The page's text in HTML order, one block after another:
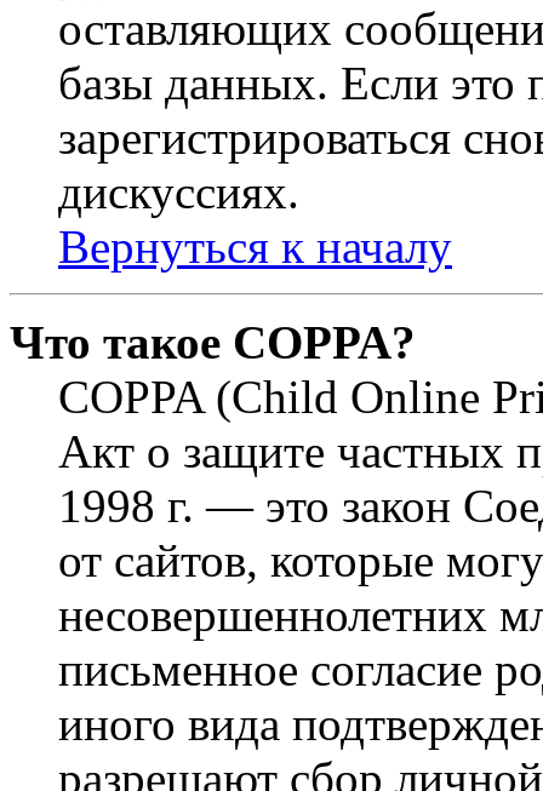
оставляющих
базы данных. Если это
зарегистрироваться
дискуссиях.
Вернуться к началу
Что такое COPPA?
COPPA (Child Online
Акт о защите частных
1998 г. — это закон
от сайтов, которые
несовершеннолетних
письменное согласие
иного вида
разрешают сбор